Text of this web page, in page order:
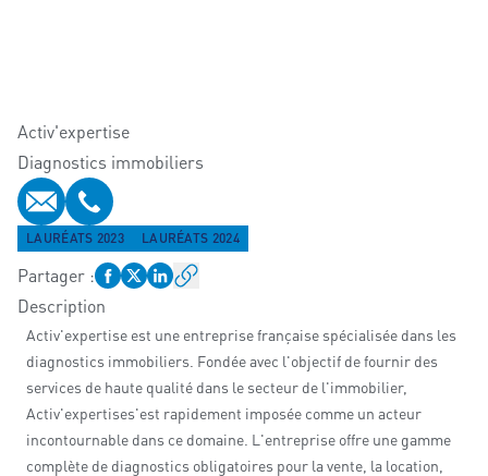
Activ'expertise
Diagnostics immobiliers
E-mailTéléphone
LAURÉATS 2023 LAURÉATS 2024
Partager :
Description
Activ'expertise est une entreprise française spécialisée dans les
diagnostics immobiliers. Fondée avec l'objectif de fournir des
services de haute qualité dans le secteur de l'immobilier,
Activ'expertises'est rapidement imposée comme un acteur
incontournable dans ce domaine. L'entreprise offre une gamme
complète de diagnostics obligatoires pour la vente, la location,